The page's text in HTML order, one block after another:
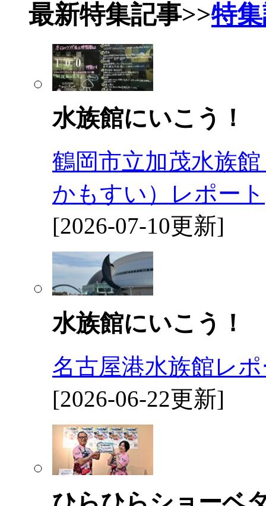
最新特集記事>>特
水族館にいこう！
鶴岡市立加茂水族
かもすい）レポート
[2026-07-10更新]
水族館にいこう！
名古屋港水族館レ
[2026-06-22更新]